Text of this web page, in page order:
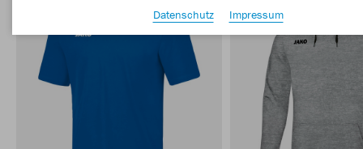
Datenschutz
Impressum